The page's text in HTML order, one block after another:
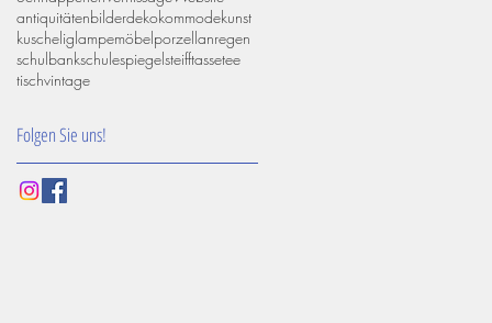
antiquitätenbilderdekokommodekunst
kuscheliglampemöbelporzellanregen
schulbankschulespiegelsteifftassetee
tischvintage
Folgen Sie uns!